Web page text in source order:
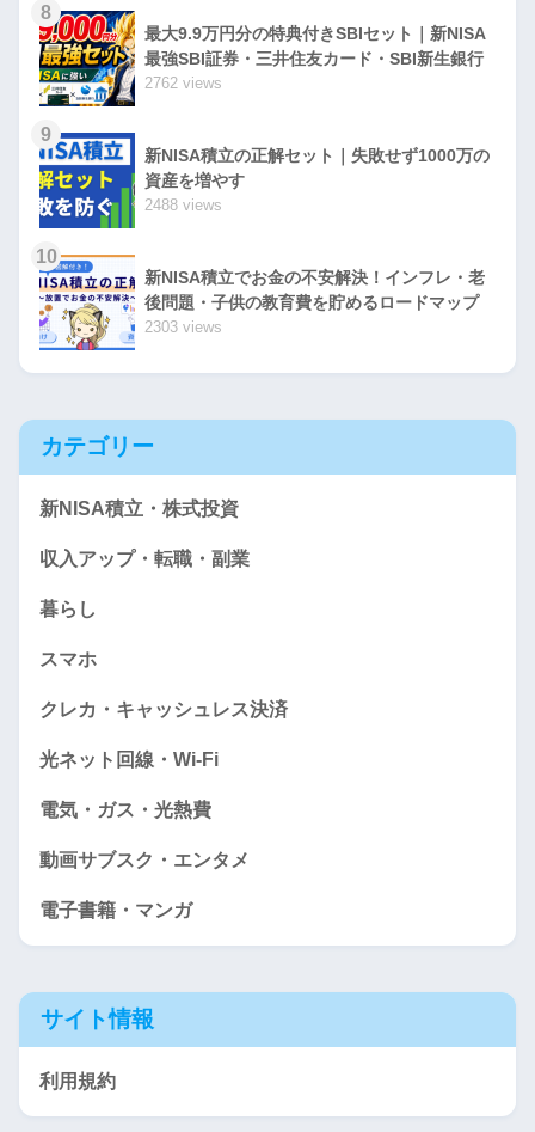
8
最大9.9万円分の特典付きSBIセット｜新NISA
最強SBI証券・三井住友カード・SBI新生銀行
2762 views
9
新NISA積立の正解セット｜失敗せず1000万の
資産を増やす
2488 views
10
新NISA積立でお金の不安解決！インフレ・老
後問題・子供の教育費を貯めるロードマップ
2303 views
カテゴリー
新NISA積立・株式投資
収入アップ・転職・副業
暮らし
スマホ
クレカ・キャッシュレス決済
光ネット回線・Wi-Fi
電気・ガス・光熱費
動画サブスク・エンタメ
電子書籍・マンガ
サイト情報
利用規約